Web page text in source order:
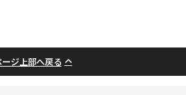
ジ上部へ戻る